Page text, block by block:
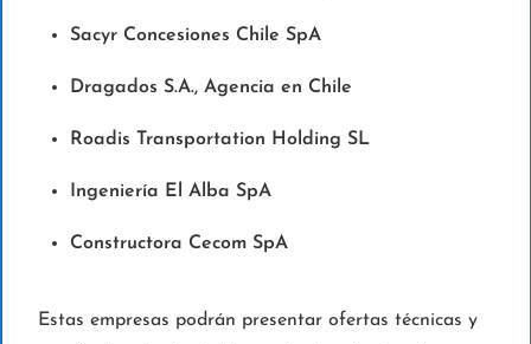
Sacyr Concesiones Chile SpA
Dragados S.A., Agencia en Chile
Roadis Transportation Holding SL
Ingeniería El Alba SpA
Constructora Cecom SpA
Estas empresas podrán presentar ofertas técnicas y